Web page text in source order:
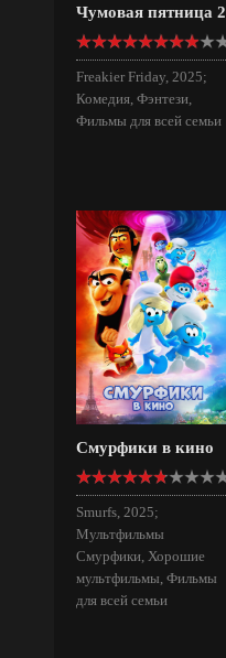
Чумовая пятница 2
Freakier Friday, 2025;
Комедия, Фэнтези,
Фильмы для всей семьи
Смурфики в кино
Smurfs, 2025;
Мультфильмы
Смурфики, Хорошие
мультфильмы, Фильмы
для всей семьи